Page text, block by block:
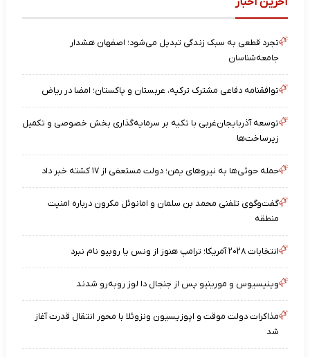
تجرد قطعی به سبک زندگی تبدیل می‌شود؛ اصفهان هشدار
جامعه‌شناسان
توافقنامه دفاعی مشترک ترکیه، عربستان و پاکستان؛ امضا در ریاض
توسعه آذربایجان‌غربی با تکیه بر سرمایه‌گذاری بخش خصوصی و تکمیل
زیرساخت‌ها
حمله حوثی‌ها به نیروهای یمن؛ دولت مستعفی از ۱۷ کشته خبر داد
گفت‌وگوی تلفنی محمد بن سلمان و امانوئل مکرون درباره امنیت
منطقه
انتخابات ۲۰۲۸ آمریکا؛ ترامپ هنوز از ونس یا روبیو نام نبرد
وینیسیوس و مورینیو پس از جنجال دا لوز رو‌به‌رو شدند
مذاکرات دولت موقت و اپوزیسیون ونزوئلا با محور انتقال قدرت آغاز
شد